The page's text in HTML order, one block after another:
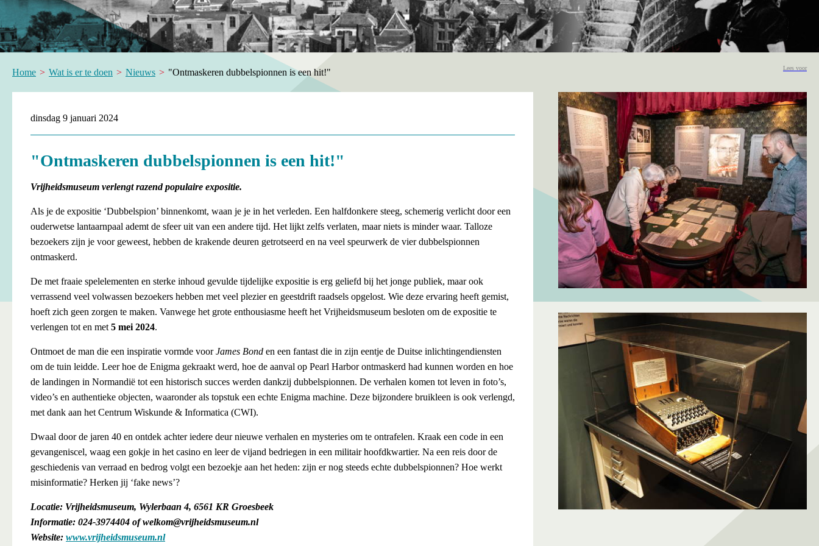
Home Wat is er te doen Nieuws "Ontmaskeren dubbelspionnen is een hit!" Lees voor
dinsdag 9 januari 2024
"Ontmaskeren dubbelspionnen is een hit!"
Vrijheidsmuseum verlengt razend populaire expositie.
Als je de expositie ‘Dubbelspion’ binnenkomt, waan je je in het verleden. Een halfdonkere steeg, schemerig verlicht door een
ouderwetse lantaarnpaal ademt de sfeer uit van een andere tijd. Het lijkt zelfs verlaten, maar niets is minder waar. Talloze
bezoekers zijn je voor geweest, hebben de krakende deuren getrotseerd en na veel speurwerk de vier dubbelspionnen
ontmaskerd.
De met fraaie spelelementen en sterke inhoud gevulde tijdelijke expositie is erg geliefd bij het jonge publiek, maar ook
verrassend veel volwassen bezoekers hebben met veel plezier en geestdrift raadsels opgelost. Wie deze ervaring heeft gemist,
hoeft zich geen zorgen te maken. Vanwege het grote enthousiasme heeft het Vrijheidsmuseum besloten om de expositie te
verlengen tot en met 5 mei 2024.
Ontmoet de man die een inspiratie vormde voorJames Bond en een fantast die in zijn eentje de Duitse inlichtingendiensten
om de tuin leidde. Leer hoe de Enigma gekraakt werd, hoe de aanval op Pearl Harbor ontmaskerd had kunnen worden en hoe
de landingen in Normandië tot een historisch succes werden dankzij dubbelspionnen. De verhalen komen tot leven in foto’s,
video’s en authentieke objecten, waaronder als topstuk een echte Enigma machine. Deze bijzondere bruikleen is ook verlengd,
met dank aan het Centrum Wiskunde & Informatica (CWI).
Dwaal door de jaren 40 en ontdek achter iedere deur nieuwe verhalen en mysteries om te ontrafelen. Kraak een code in een
gevangeniscel, waag een gokje in het casino en leer de vijand bedriegen in een militair hoofdkwartier. Na een reis door de
geschiedenis van verraad en bedrog volgt een bezoekje aan het heden: zijn er nog steeds echte dubbelspionnen? Hoe werkt
misinformatie? Herken jij ‘fake news’?
Locatie: Vrijheidsmuseum, Wylerbaan 4, 6561 KR Groesbeek
Informatie: 024-3974404 of welkom@vrijheidsmuseum.nl
Website: www.vrijheidsmuseum.nl